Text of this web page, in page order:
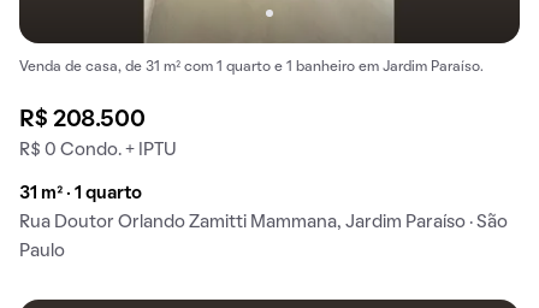
Venda de casa, de 31 m² com 1 quarto e 1 banheiro em Jardim Paraíso.
R$ 208.500
R$ 0 Condo. + IPTU
31 m² · 1 quarto
Rua Doutor Orlando Zamitti Mammana, Jardim Paraíso · São
Paulo